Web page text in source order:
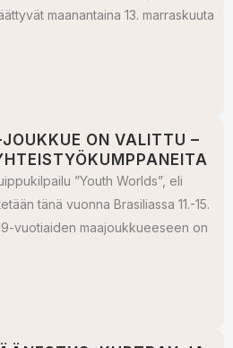
maanantaina 13. marraskuuta
ON VALITTU –
”Youth Worlds”, eli
tänä vuonna Brasiliassa 11.-15.
vuotiaiden maajoukkueeseen on